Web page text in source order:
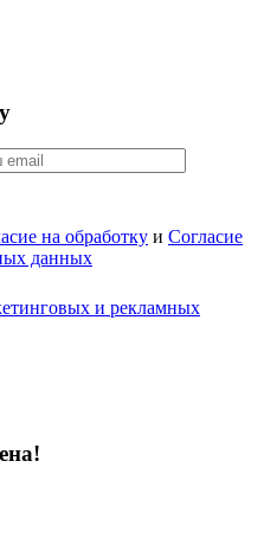
на обработку и Согласие
данных
и рекламных